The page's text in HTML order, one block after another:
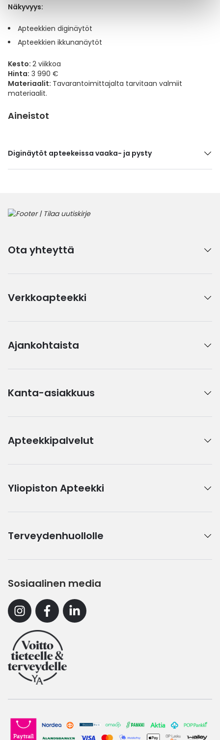
Näkyvyys:
Apteekkien diginäytöt
Apteekkien ikkunanäytöt
Kesto: 2 viikkoa
Hinta: 3 990 €
Materiaalit: Tavarantoimittajalta tarvitaan valmiit
materiaalit.
Aineistot
Diginäytöt apteekeissa vaaka- ja pysty
Ota yhteyttä
Verkkoapteekki
Ajankohtaista
Kanta-asiakkuus
Apteekkipalvelut
Yliopiston Apteekki
Terveydenhuollolle
Sosiaalinen media
InstagramFacebookLinkedin